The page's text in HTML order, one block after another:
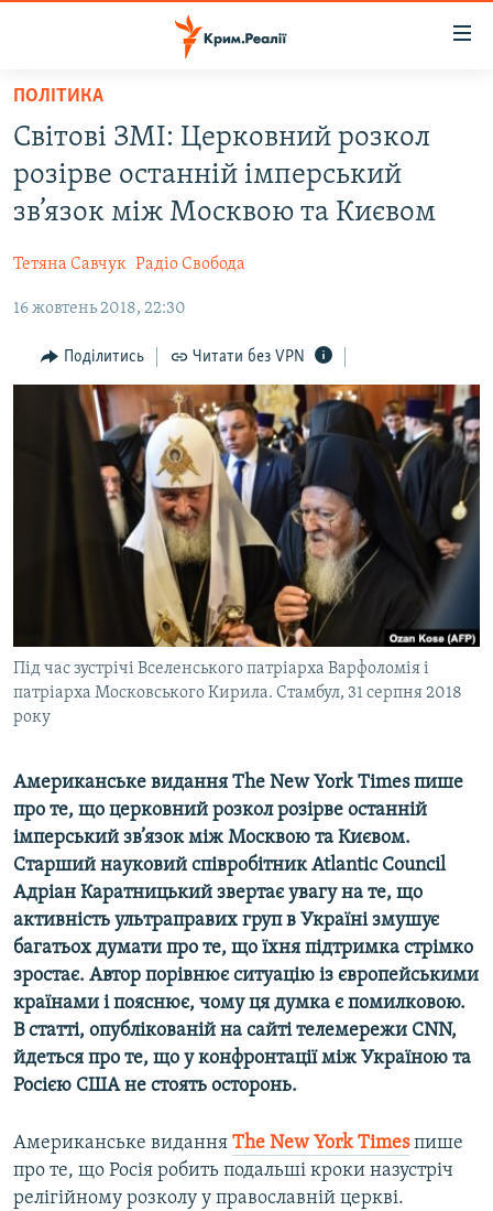
Перейти
основного
матеріалу
Перейти
до
основної
Перейти
пошуку
ВІДЕО ТА ФОТО
БЛОГИ
ПОГЛЯД
ІНТЕРВ'Ю
ВСЕ ЗА ДЕНЬ
СПЕЦПРОЕКТИ
ДЕПОРТАЦІЯ
ВІДЕОУРОКИ «ELIFBE»
СВІДЧЕННЯ ОКУПАЦІЇ
УКРАЇНСЬКА ПРОБЛЕМА КРИМУ
ЯК ОБІЙТИ БЛОКУВАННЯ
ПОЛІТИКА
Світові ЗМІ: Церковний розкол
розірве останній імперський
зв’язок між Москвою та Києвом
Тетяна Савчук Радіо Свобода
16 жовтень 2018, 22:30
Поділитись Читати без VPN
Під час зустрічі Вселенського патріарха Варфоломія і
патріарха Московського Кирила. Стамбул, 31 серпня 2018
року
Американське видання The New York Times пише
про те, що церковний розкол розірве останній
імперський зв’язок між Москвою та Києвом.
Старший науковий співробітник Atlantic Council
Адріан Каратницький звертає увагу на те, що
активність ультраправих груп в Україні змушує
багатьох думати про те, що їхня підтримка стрімко
зростає. Автор порівнює ситуацію із європейськими
країнами і пояснює, чому ця думка є помилковою.
В статті, опублікованій на сайті телемережи CNN,
йдеться про те, що у конфронтації між Україною та
Росією США не стоять осторонь.
Американське видання The New York Timesпише
про те, що Росія робить подальші кроки назустріч
релігійному розколу у православній церкві.